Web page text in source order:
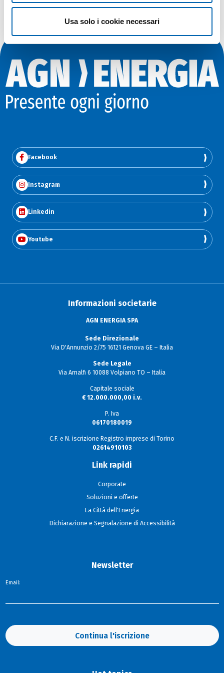
Usa solo i cookie necessari
Facebook
Instagram
Linkedin
Youtube
Informazioni societarie
AGN ENERGIA SPA
Sede Direzionale
Via D'Annunzio 2/75 16121 Genova GE – Italia
Sede Legale
Via Amalfi 6 10088 Volpiano TO – Italia
Capitale sociale
€ 12.000.000,00 i.v.
P. Iva
06170180019
C.F. e N. iscrizione Registro imprese di Torino
02614910103
Link rapidi
Corporate
Soluzioni e offerte
La Città dell'Energia
Dichiarazione e Segnalazione di Accessibilità
Newsletter
Email:
Continua l'iscrizione